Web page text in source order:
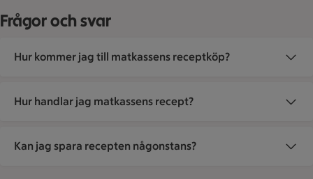
Frågor och svar
Hur kommer jag till matkassens receptköp?
Hur handlar jag matkassens recept?
Kan jag spara recepten någonstans?